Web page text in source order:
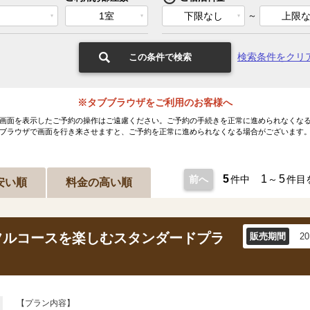
1室 下限なし ～ 上限
この条件で検索 検索条件をクリ
※タブブラウザをご利用のお客様へ
面を表示したご予約の操作はご遠慮ください。ご予約の手続きを正常に進められなくな
ラウザで画面を行き来させますと、ご予約を正常に進められなくなる場合がございます
い順 料金の高い順 前へ 5件中 1 ～ 5件目
コースを楽しむスタンダードプラ 販売期間
【プラン内容】